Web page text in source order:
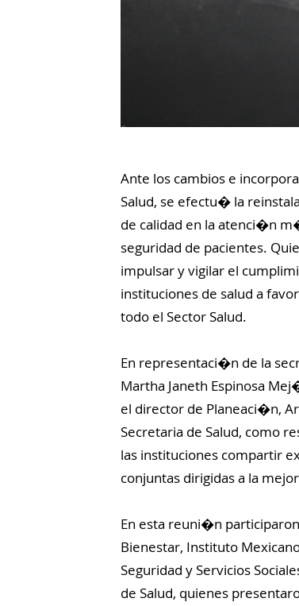
Ante los cambios e
Salud, se efectu� la
de calidad en la atenci�n
seguridad de pacientes.
impulsar y vigilar el
instituciones de salud a
todo el Sector Salud.
En representaci�n de la
Martha Janeth Espinosa
el director de Planeaci�n,
Secretaria de Salud, como
las instituciones compartir
conjuntas dirigidas a la
En esta reuni�n
Bienestar, Instituto
Seguridad y Servicios
de Salud, quienes